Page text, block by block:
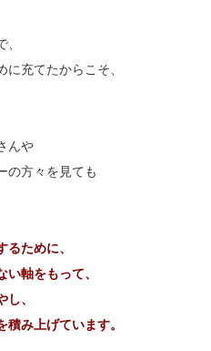
充てたからこそ、
んや
の方々を見ても
ために、
軸をもって、
、
み上げています。